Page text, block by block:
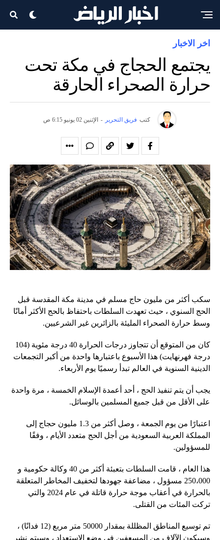
اخر الاخبار
يجتمع الحجاج في مكة تحت
حرارة الصحراء الحارقة
كتب فريق التحرير - الإثنين 02 يونيو 6:15 ص
سكب أكثر من مليون حاج مسلم في مدينة مكة المقدسة قبل
الحج السنوي ، حيث تعهدت السلطات باحتفاظ بالحج الأكثر أمانًا
وسط حرارة الصحراء المليئة بالزائرين غير الشرعيين.
كان من المتوقع أن تتجاوز درجات الحرارة 40 درجة مئوية (104
درجة فهرنهايت) هذا الأسبوع باعتبارها واحدة من أكبر التجمعات
الدينية السنوية في العالم تبدأ رسميًا يوم الأربعاء.
يجب أن يتم تنفيذ الحج ، أحد أعمدة الإسلام الخمسة ، مرة واحدة
على الأقل من قبل جميع المسلمين بالوسائل.
اعتبارًا من يوم الجمعة ، وصل أكثر من 1.3 مليون حجاج إلى
المملكة العربية السعودية من أجل الحج متعدد الأيام ، وفقًا
للمسؤولين.
هذا العام ، قامت السلطات بتعبئة أكثر من 40 وكالة حكومية و
250،000 مسؤول ، مضاعفة جهودها لتخفيف المخاطر المتعلقة
بالحرارة في أعقاب موجة حرارة قاتلة في عام 2024 والتي
تركت المئات من القتلى.
تم توسيع المناطق المظللة بمقدار 50000 متر مربع (12 فدانًا) ،
وسيكون الآلاف من المسعفين في وضع الاستعداد ، وسيتم نشر